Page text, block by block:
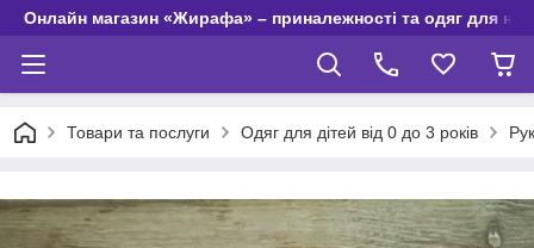
Онлайн магазин «Жирафа» – приналежності та одяг для
Товари та послуги Одяг для дітей від 0 до 3 років